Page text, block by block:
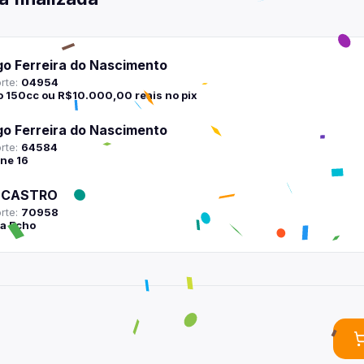
Ferreira do Nascimento
04954
150cc ou R$10.000,00 reais no pix
Ferreira do Nascimento
64584
16
70958
Echo